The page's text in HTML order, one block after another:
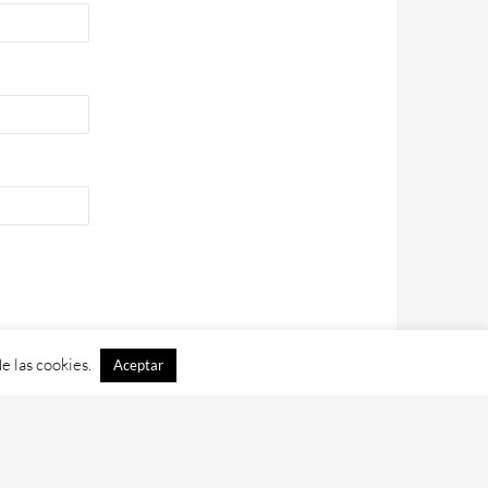
las cookies. Aceptar